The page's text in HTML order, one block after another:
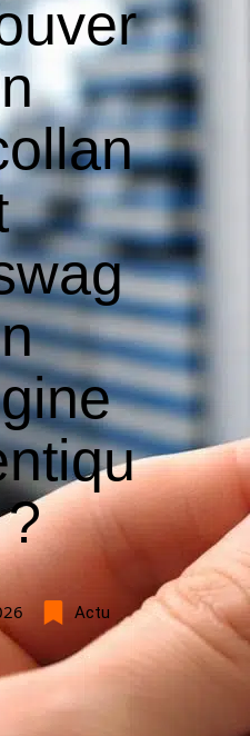
Actu